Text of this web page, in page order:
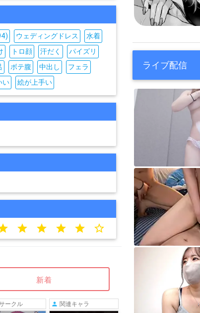
ウェディングドレス
水着
トロ顔 汗だく
パイズリ
ボテ腹 中出し
フェラ
い 絵が上手い
star star star star star_border
新着
ークル 関連キャラ
ライブ配信